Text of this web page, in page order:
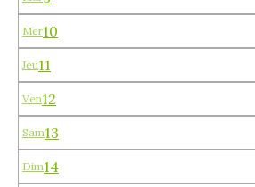
Mer10
Jeu11
Ven12
Sam13
Dim14